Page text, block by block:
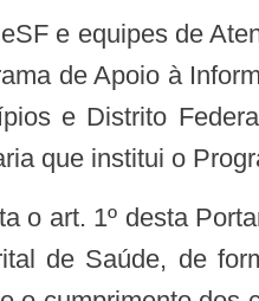
de Apoio à
e Distrito
que institui o
de Saúde, de